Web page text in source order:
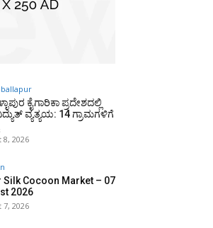
ಕೈಗಾರಿಕಾ ಪ್ರದೇಶದಲ್ಲಿ
ವ್ಯತ್ಯಯ: 14 ಗ್ರಾಮಗಳಿಗೆ
8, 2026
Silk Cocoon Market – 07
2026
7, 2026